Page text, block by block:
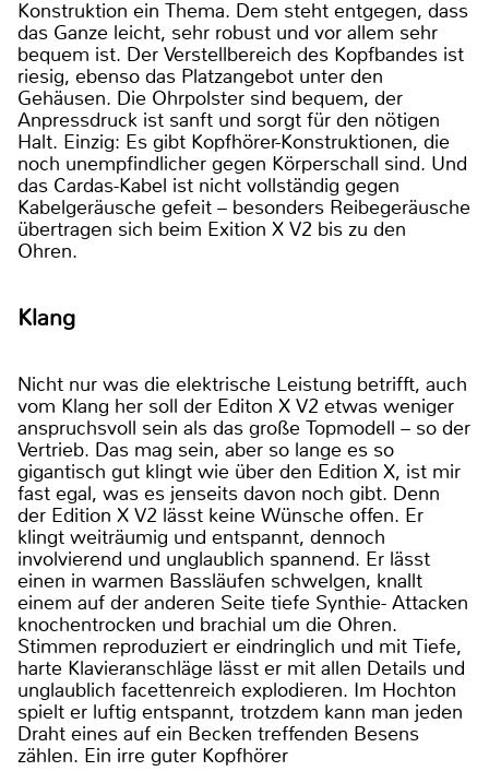
Konstruktion ein Thema. Dem steht entgegen, dass
das Ganze leicht, sehr robust und vor allem sehr
bequem ist. Der Verstellbereich des Kopfbandes ist
riesig, ebenso das Platzangebot unter den
Gehäusen. Die Ohrpolster sind bequem, der
Anpressdruck ist sanft und sorgt für den nötigen
Halt. Einzig: Es gibt Kopfhörer-Konstruktionen, die
noch unempfindlicher gegen Körperschall sind. Und
das Cardas-Kabel ist nicht vollständig gegen
Kabelgeräusche gefeit – besonders Reibegeräusche
übertragen sich beim Exition X V2 bis zu den
Ohren.
Klang
Nicht nur was die elektrische Leistung betrifft, auch
vom Klang her soll der Editon X V2 etwas weniger
anspruchsvoll sein als das große Topmodell – so der
Vertrieb. Das mag sein, aber so lange es so
gigantisch gut klingt wie über den Edition X, ist mir
fast egal, was es jenseits davon noch gibt. Denn
der Edition X V2 lässt keine Wünsche offen. Er
klingt weiträumig und entspannt, dennoch
involvierend und unglaublich spannend. Er lässt
einen in warmen Bassläufen schwelgen, knallt
einem auf der anderen Seite tiefe Synthie- Attacken
knochentrocken und brachial um die Ohren.
Stimmen reproduziert er eindringlich und mit Tiefe,
harte Klavieranschläge lässt er mit allen Details und
unglaublich facettenreich explodieren. Im Hochton
spielt er luftig entspannt, trotzdem kann man jeden
Draht eines auf ein Becken treffenden Besens
zählen. Ein irre guter Kopfhörer